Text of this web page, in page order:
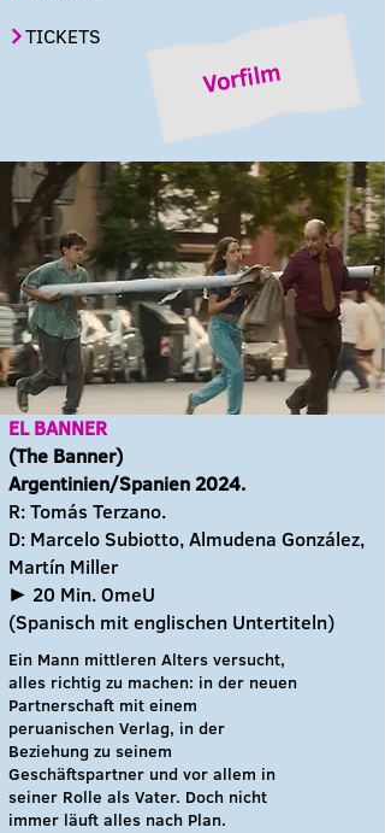
Vorfilm
TICKETS
EL BANNER
(The Banner)
Argentinien/Spanien 2024.
R: Tomás Terzano.
D: Marcelo Subiotto, Almudena González,
Martín Miller
► 20 Min. OmeU
(Spanisch mit englischen Untertiteln)
Ein Mann mittleren Alters versucht,
alles richtig zu machen: in der neuen
Partnerschaft mit einem
peruanischen Verlag, in der
Beziehung zu seinem
Geschäftspartner und vor allem in
seiner Rolle als Vater. Doch nicht
immer läuft alles nach Plan.